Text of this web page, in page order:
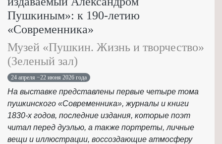
Пушкиным»: к 190-летию
«Современника»
Музей «Пушкин. Жизнь и творчество»
(Зеленый зал)
24 апреля −22 июня 2026 года
На выставке представлены первые четыре тома
пушкинского «Современника», журналы и книги
1830-х годов, последние издания, которые поэт
читал перед дуэлью, а также портреты, личные
вещи и иллюстрации, воссоздающие атмосферу